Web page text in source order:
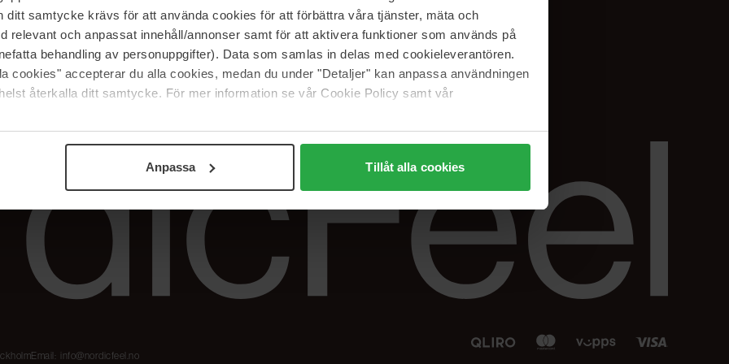
ditt samtycke krävs för att använda cookies för att förbättra våra tjänster, mäta och
relevant och anpassat innehåll/annonser samt för att aktivera funktioner som används på
behandling av personuppgifter). Data som samlas in delas med cookieleverantören.
cookies" accepterar du alla cookies, medan du under "Detaljer" kan anpassa användningen
återkalla ditt samtycke. För mer information se vår Cookie Policy samt vår
Anpassa Tillåt alla cookies
The Beauty Edit
Jobb hos oss
Samarbeidspartner
Spor bestillingen min
Retur og reklamasjon
Blush har blitt
Nordicfeel
Instagram
Linkedin
Email: info@nordicfeel.no